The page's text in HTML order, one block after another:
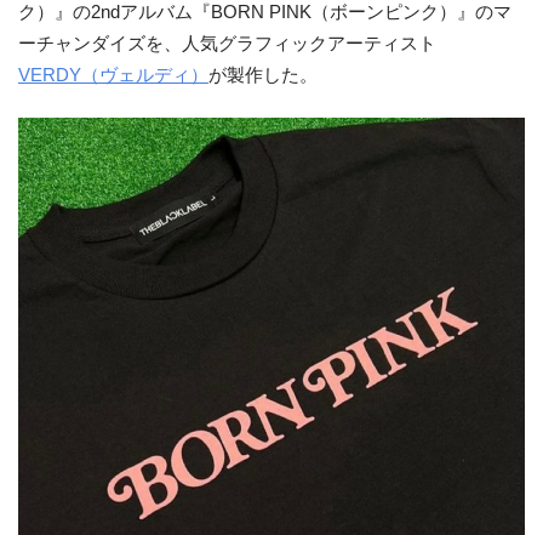
ク）』の2ndアルバム『BORN PINK（ボーンピンク）』のマ
ーチャンダイズを、人気グラフィックアーティスト
VERDY（ヴェルディ） が製作した。